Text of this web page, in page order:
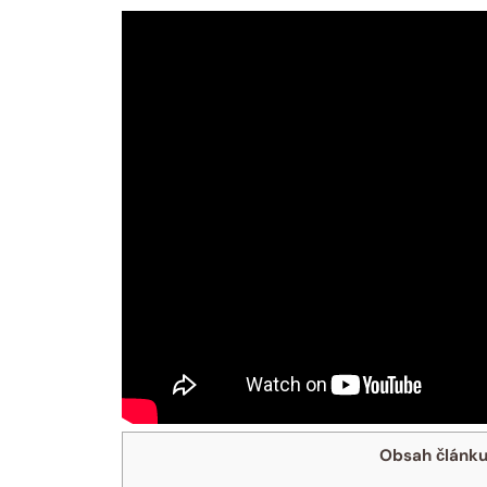
Obsah článku